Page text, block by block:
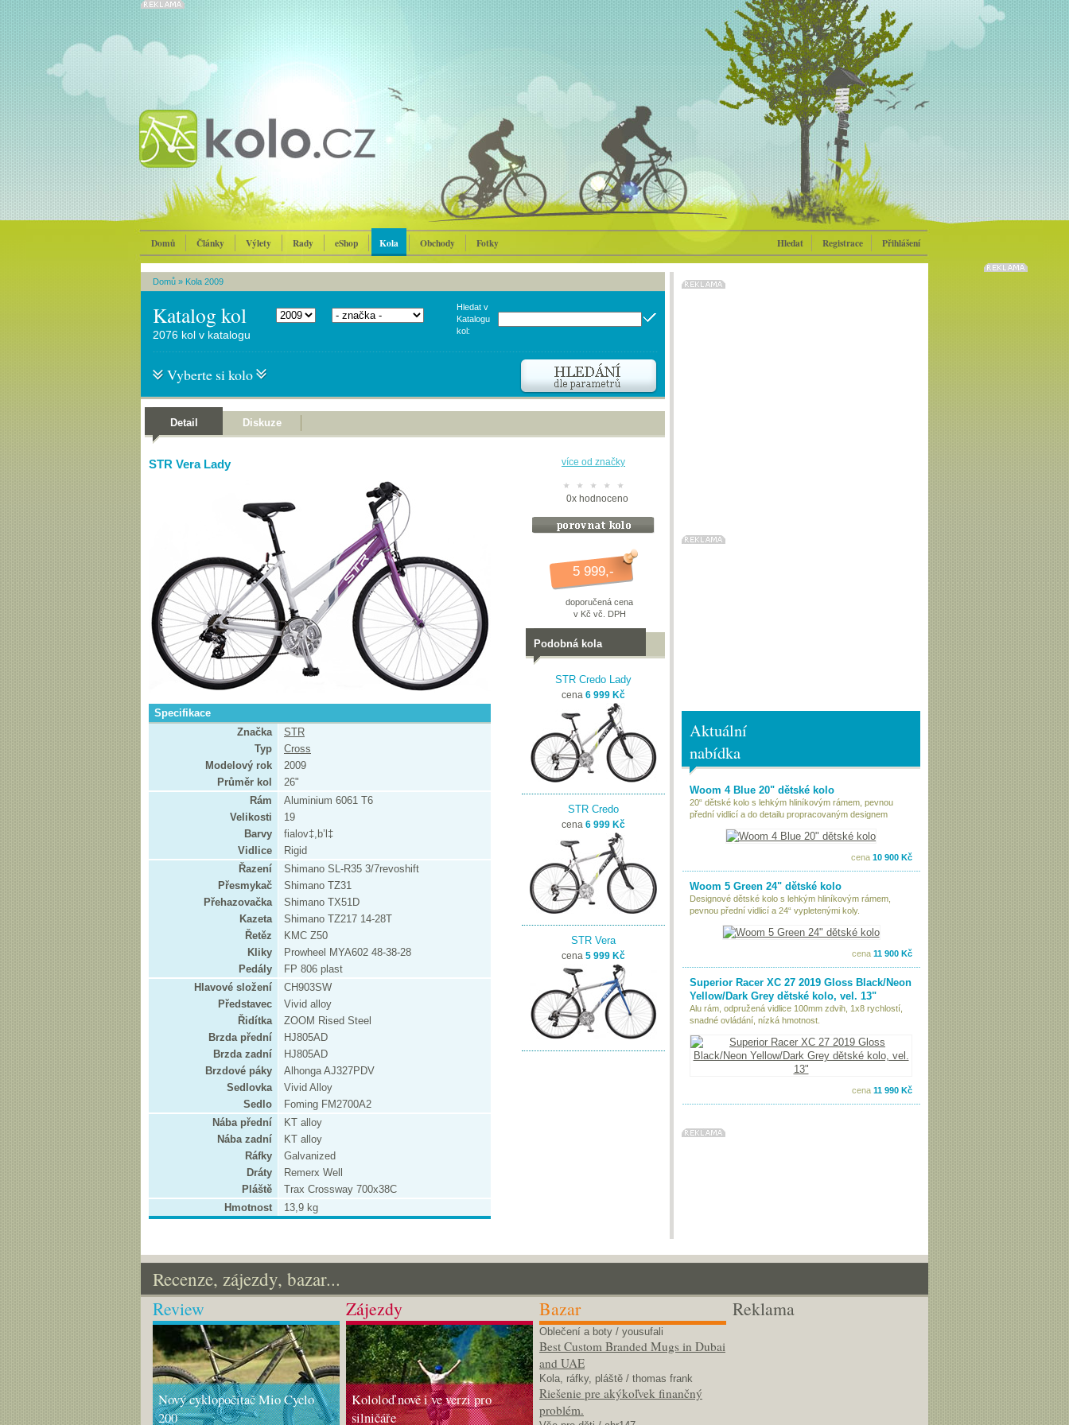
Domů Články Výlety Rady eShop Kola Obchody Fotky Hledat Registrace Přihlášení
Domů » Kola 2009
Katalog kol
Hledat v
Katalogu
kol:
2076 kol v katalogu
Vyberte si kolo
Detail Diskuze
STR Vera Lady
Specifikace
Značka
STR
Typ
Cross
Modelový rok
2009
Průměr kol
26"
Rám
Aluminium 6061 T6
Velikosti
19
Barvy
fialov‡,b’l‡
Vidlice
Rigid
Řazení
Shimano SL-R35 3/7revoshift
Přesmykač
Shimano TZ31
Přehazovačka
Shimano TX51D
Kazeta
Shimano TZ217 14-28T
Řetěz
KMC Z50
Kliky
Prowheel MYA602 48-38-28
Pedály
FP 806 plast
Hlavové složení
CH903SW
Představec
Vivid alloy
Řidítka
ZOOM Rised Steel
Brzda přední
HJ805AD
Brzda zadní
HJ805AD
Brzdové páky
Alhonga AJ327PDV
Sedlovka
Vivid Alloy
Sedlo
Foming FM2700A2
Nába přední
KT alloy
Nába zadní
KT alloy
Ráfky
Galvanized
Dráty
Remerx Well
Pláště
Trax Crossway 700x38C
Hmotnost
13,9 kg
více od značky
0xhodnoceno
5 999,-
doporučená cena
v Kč vč. DPH
Podobná kola
STR Credo Lady
cena 6 999 Kč
STR Credo
cena 6 999 Kč
STR Vera
cena 5 999 Kč
Aktuální
nabídka
Woom 4 Blue 20" dětské kolo
20“ dětské kolo s lehkým hliníkovým rámem, pevnou
přední vidlicí a do detailu propracovaným designem
cena 10 900 Kč
Woom 5 Green 24" dětské kolo
Designové dětské kolo s lehkým hliníkovým rámem,
pevnou přední vidlicí a 24“ vypletenými koly.
cena 11 900 Kč
Superior Racer XC 27 2019 Gloss Black/Neon
Yellow/Dark Grey dětské kolo, vel. 13"
Alu rám, odpružená vidlice 100mm zdvih, 1x8 rychlostí,
snadné ovládání, nízká hmotnost.
cena 11 990 Kč
Recenze, zájezdy, bazar...
Review
Nový cyklopočítač Mio Cyclo
200
Zájezdy
Kololoď nově i ve verzi pro
silničáře
Bazar
Oblečení a boty / yousufali
Best Custom Branded Mugs in Dubai
and UAE
Kola, ráfky, pláště / thomas frank
Riešenie pre akýkoľvek finančný
problém.
Reklama